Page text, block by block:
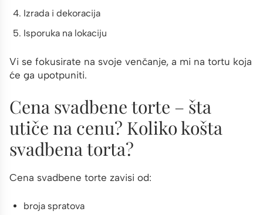
Izrada i dekoracija
Isporuka na lokaciju
Vi se fokusirate na svoje venčanje, a mi na tortu koja
će ga upotpuniti.
Cena svadbene torte – šta
utiče na cenu? Koliko košta
svadbena torta?
Cena svadbene torte zavisi od:
broja spratova